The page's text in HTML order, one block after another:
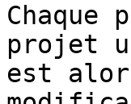
projet
est